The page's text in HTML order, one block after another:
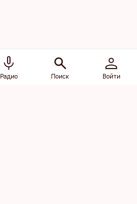
Радио Поиск Войти